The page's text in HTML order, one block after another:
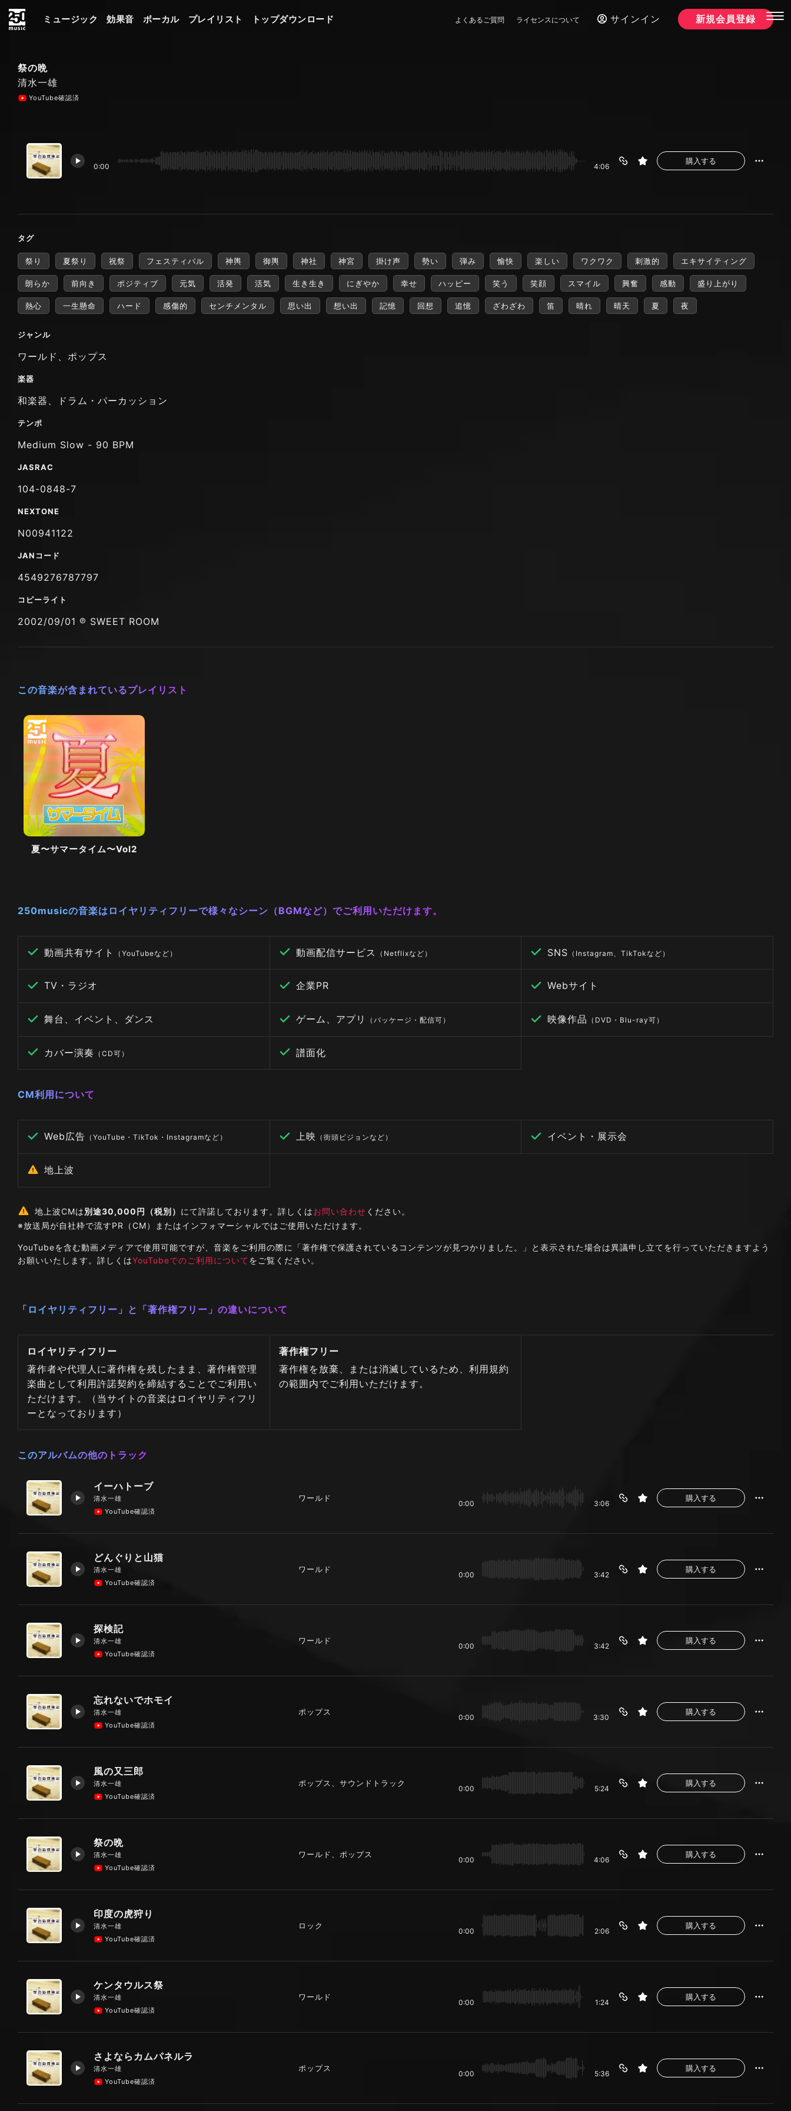
ミュージック 効果音 ボーカル プレイリスト トップダウンロード よくあるご質問 ライセンスについて サインイン 新規会員登録
祭の晩
清水一雄
YouTube確認済
0:00 4:06
購入する
タグ
祭り 夏祭り 祝祭 フェスティバル 神輿 御輿 神社 神宮 掛け声 勢い 弾み 愉快 楽しい ワクワク 刺激的 エキサイティング
朗らか 前向き ポジティブ 元気 活発 活気 生き生き にぎやか 幸せ ハッピー 笑う 笑顔 スマイル 興奮 感動 盛り上がり
熱心 一生懸命 ハード 感傷的 センチメンタル 思い出 想い出 記憶 回想 追憶 ざわざわ 笛 晴れ 晴天 夏 夜
ジャンル
ワールド、ポップス
楽器
和楽器、ドラム・パーカッション
テンポ
Medium Slow - 90 BPM
JASRAC
104-0848-7
NEXTONE
N00941122
JANコード
4549276787797
コピーライト
2002/09/01 ℗ SWEET ROOM
この音楽が含まれているプレイリスト
夏〜サマータイム〜Vol2
250musicの音楽はロイヤリティフリーで様々なシーン（BGMなど）でご利用いただけます。
動画共有サイト （YouTubeなど） 動画配信サービス （Netflixなど） SNS （Instagram、TikTokなど）
TV・ラジオ 企業PR Webサイト
舞台、イベント、ダンス ゲーム、アプリ （パッケージ・配信可） 映像作品 （DVD・Blu-ray可）
カバー演奏 （CD可） 譜面化
CM利用について
Web広告 （YouTube・TikTok・Instagramなど） 上映 （街頭ビジョンなど） イベント・展示会
地上波
地上波CMは別途30,000円（税別） にて許諾しております。詳しくはお問い合わせ ください。
※放送局が自社枠で流すPR（CM）またはインフォマーシャルではご使用いただけます。
YouTubeを含む動画メディアで使用可能ですが、音楽をご利用の際に「著作権で保護されているコンテンツが見つかりました。」と表示された場合は異議申し立てを行っていただきますよう
お願いいたします。詳しくはYouTubeでのご利用についてをご覧ください。
「ロイヤリティフリー」と「著作権フリー」の違いについて
ロイヤリティフリー
著作者や代理人に著作権を残したまま、著作権管理
楽曲として利用許諾契約を締結することでご利用い
ただけます。（当サイトの音楽はロイヤリティフリ
ーとなっております）
著作権フリー
著作権を放棄、または消滅しているため、利用規約
の範囲内でご利用いただけます。
このアルバムの他のトラック
イーハトーブ
清水一雄
YouTube確認済
ワールド
0:00 3:06
購入する
どんぐりと山猫
清水一雄
YouTube確認済
ワールド
0:00 3:42
購入する
探検記
清水一雄
YouTube確認済
ワールド
0:00 3:42
購入する
忘れないでホモイ
清水一雄
YouTube確認済
ポップス
0:00 3:30
購入する
風の又三郎
清水一雄
YouTube確認済
ポップス、サウンドトラック
0:00 5:24
購入する
祭の晩
清水一雄
YouTube確認済
ワールド、ポップス
0:00 4:06
購入する
印度の虎狩り
清水一雄
YouTube確認済
ロック
0:00 2:06
購入する
ケンタウルス祭
清水一雄
YouTube確認済
ワールド
0:00 1:24
購入する
さよならカムパネルラ
清水一雄
YouTube確認済
ポップス
0:00 5:36
購入する